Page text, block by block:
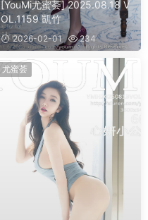
[YouMi尤蜜荟] 2025.08.18 V
OL.1159 凱竹
2026-02-01 234
尤蜜荟